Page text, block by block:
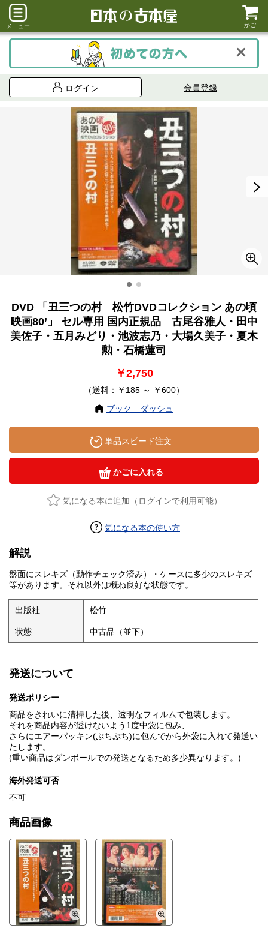
メニュー かご
ログイン 会員登録
DVD 「丑三つの村 松竹DVDコレクション あの頃
映画80’」 セル専用 国内正規品 古尾谷雅人・田中
美佐子・五月みどり・池波志乃・大場久美子・夏木
勲・石橋蓮司
￥2,750
（送料：￥185 ～ ￥600）
ブック ダッシュ
単品スピード注文
かごに入れる
気になる本に追加（ログインで利用可能）
気になる本の使い方
解説
盤面にスレキズ（動作チェック済み）・ケースに多少のスレキズ
等があります。それ以外は概ね良好な状態です。
出版社 松竹
状態 中古品（並下）
発送について
発送ポリシー
商品をきれいに清掃した後、透明なフィルムで包装します。
それを商品内容が透けないよう1度中袋に包み、
さらにエアーパッキン(ぷちぷち)に包んでから外袋に入れて発送い
たします。
(重い商品はダンボールでの発送となるため多少異なります。)
海外発送可否
不可
商品画像